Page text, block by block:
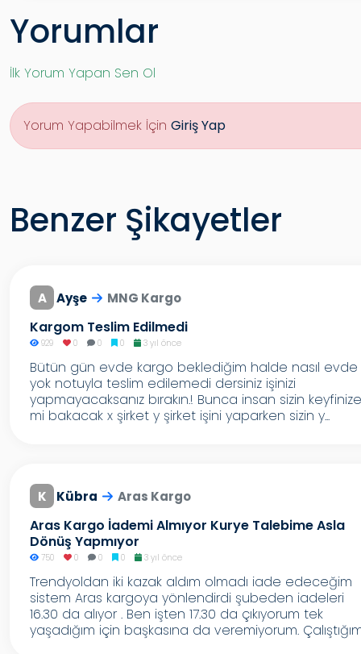
Yorumlar
İlk Yorum Yapan Sen Ol
Yorum Yapabilmek İçin Giriş Yap
Benzer Şikayetler
A Ayşe MNG Kargo
Kargom Teslim Edilmedi
929 0 0 0 3 yıl önce
Bütün gün evde kargo beklediğim halde nasıl evde
yok notuyla teslim edilemedi dersiniz işinizi
yapmayacaksanız bırakın.! Bunca insan sizin keyfinize
mi bakacak x şirket y şirket işini yaparken sizin y...
K Kübra Aras Kargo
Aras Kargo İademi Almıyor Kurye Talebime Asla
Dönüş Yapmıyor
750 0 0 0 3 yıl önce
Trendyoldan iki kazak aldım olmadı iade edeceğim
sistem Aras kargoya yönlendirdi şubeden iadeleri
16.30 da alıyor . Ben işten 17.30 da çıkıyorum tek
yaşadığım için başkasına da veremiyorum.